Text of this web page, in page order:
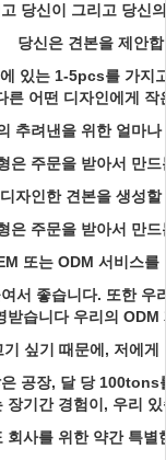
당신이 그리고 당신
당신은 견본을 제안
있는 1-5pcs를 가지
른 어떤 디자인에게 작
추려낸을 위한 얼마
은 주문을 받아서 만
자인한 견본을 생성
은 주문을 받아서 만
또는 ODM 서비스를
서 좋습니다. 또한
받습니다 우리의
싶기 때문에, 저에
공장, 달 당
기간 경험이, 우리
회사를 위한 약간 특별